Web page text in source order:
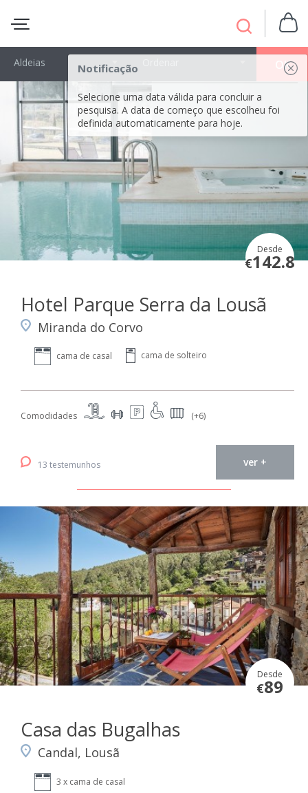
Notificação
Selecione uma data válida para concluir a
pesquisa. A data de começo que escolheu foi
definida automaticamente para hoje.
OK
Aldeias
Desde
€142.8
Hotel Parque Serra da Lousã
Miranda do Corvo
cama de casal cama de solteiro
Comodidades (+6)
13 testemunhos ver +
Desde
€89
Casa das Bugalhas
Candal, Lousã
3 x cama de casal